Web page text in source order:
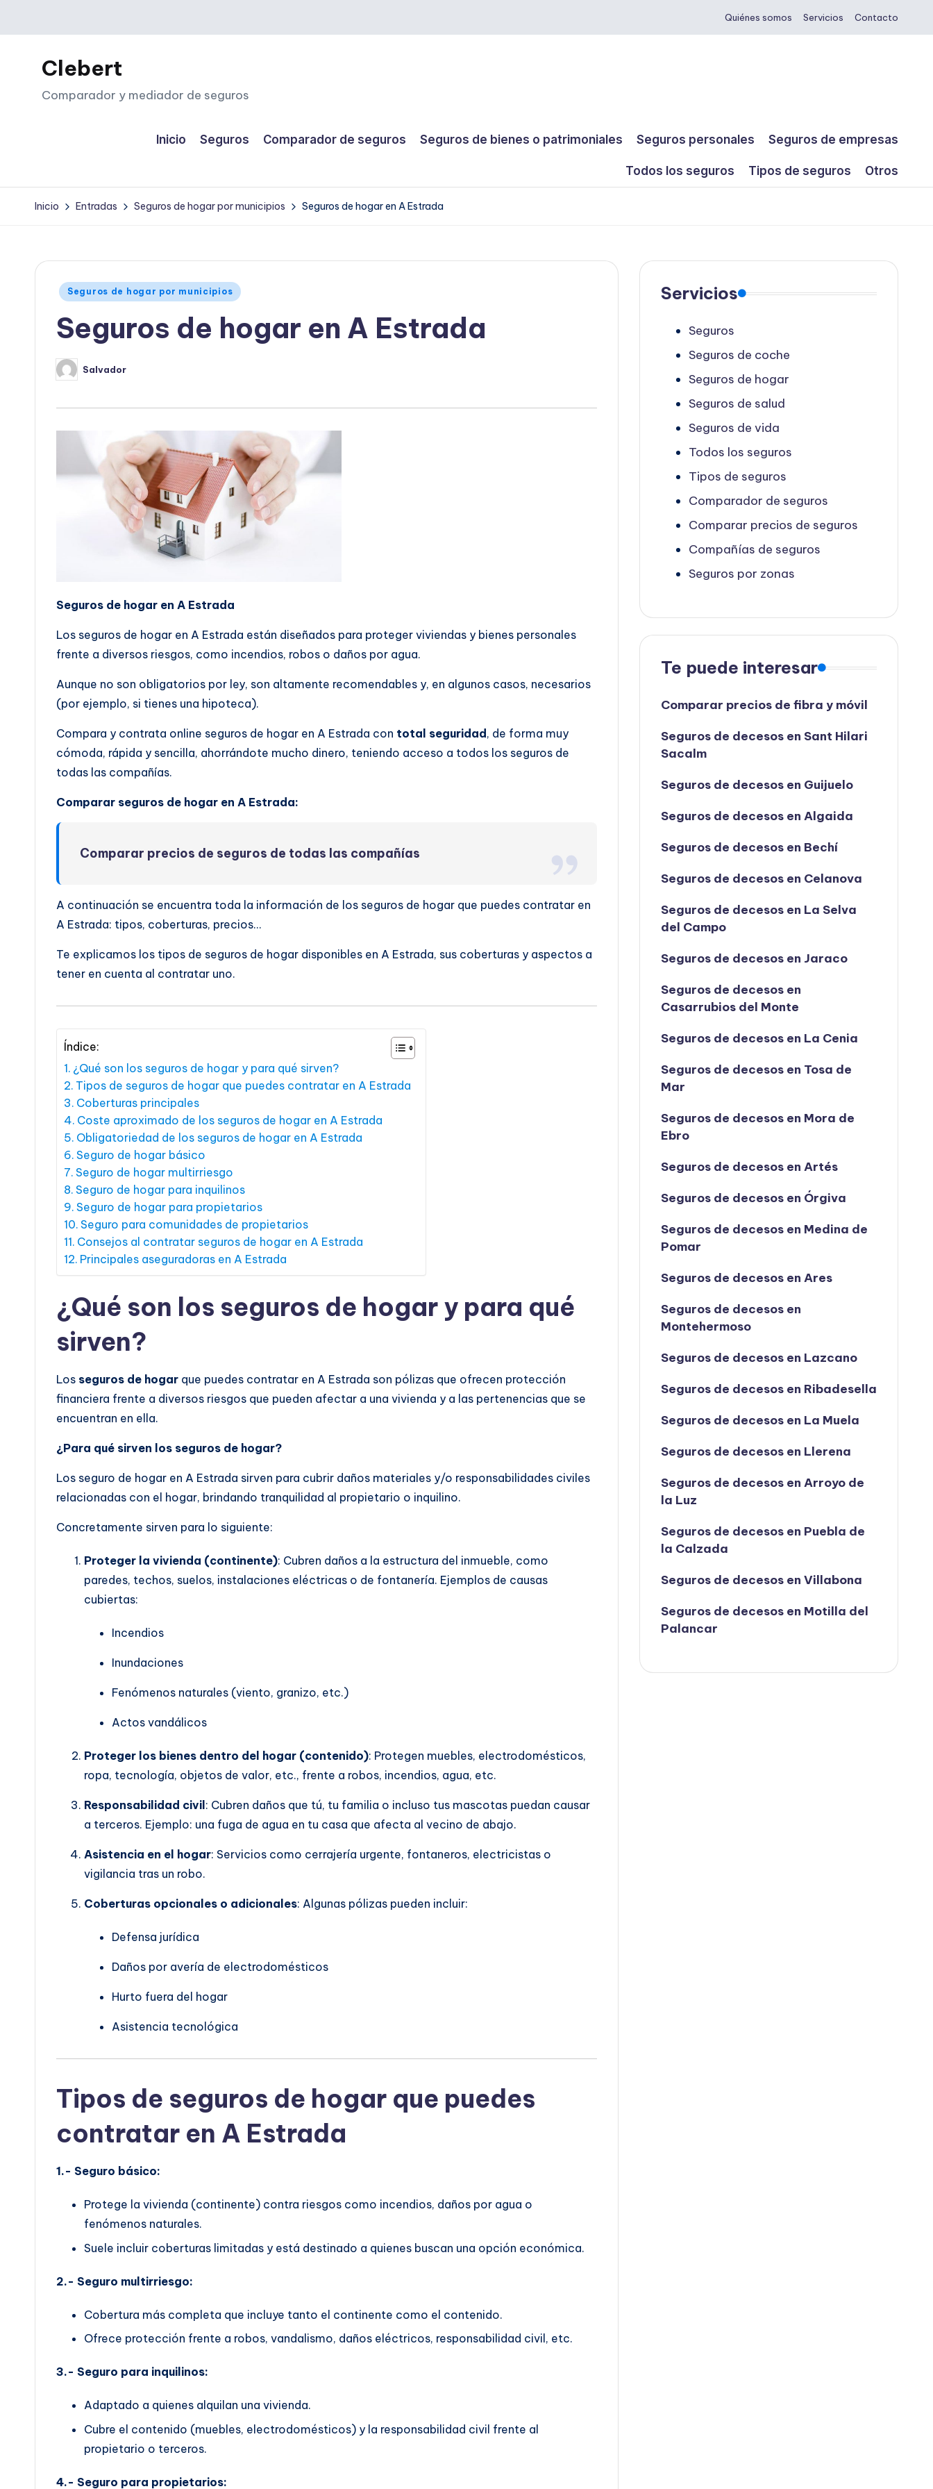
Saltar
contenido
Quiénes somos Servicios Contacto
Clebert
Comparador y mediador de seguros
Inicio Seguros Comparador de seguros Seguros de bienes o patrimoniales Seguros personales Seguros de empresas
Todos los seguros Tipos de seguros Otros
Inicio Entradas Seguros de hogar por municipios Seguros de hogar en A Estrada
Publicado
Seguros de hogar por municipios
Seguros de hogar en A Estrada
Publicado
por
Salvador
Seguros de hogar en A Estrada
Los seguros de hogar en A Estrada están diseñados para proteger viviendas y bienes personales
frente a diversos riesgos, como incendios, robos o daños por agua.
Aunque no son obligatorios por ley, son altamente recomendables y, en algunos casos, necesarios
(por ejemplo, si tienes una hipoteca).
Compara y contrata online seguros de hogar en A Estrada con total seguridad , de forma muy
cómoda, rápida y sencilla, ahorrándote mucho dinero, teniendo acceso a todos los seguros de
todas las compañías.
Comparar seguros de hogar en A Estrada:
Comparar precios de seguros de todas las compañías
A continuación se encuentra toda la información de los seguros de hogar que puedes contratar en
A Estrada: tipos, coberturas, precios…
Te explicamos los tipos de seguros de hogar disponibles en A Estrada, sus coberturas y aspectos a
tener en cuenta al contratar uno.
Índice:
¿Qué son los seguros de hogar y para qué sirven?
Tipos de seguros de hogar que puedes contratar en A Estrada
Coberturas principales
Coste aproximado de los seguros de hogar en A Estrada
Obligatoriedad de los seguros de hogar en A Estrada
Seguro de hogar básico
Seguro de hogar multirriesgo
Seguro de hogar para inquilinos
Seguro de hogar para propietarios
Seguro para comunidades de propietarios
Consejos al contratar seguros de hogar en A Estrada
Principales aseguradoras en A Estrada
¿Qué son los seguros de hogar y para qué
sirven?
Los seguros de hogar que puedes contratar en A Estrada son pólizas que ofrecen protección
financiera frente a diversos riesgos que pueden afectar a una vivienda y a las pertenencias que se
encuentran en ella.
¿Para qué sirven los seguros de hogar?
Los seguro de hogar en A Estrada sirven para cubrir daños materiales y/o responsabilidades civiles
relacionadas con el hogar, brindando tranquilidad al propietario o inquilino.
Concretamente sirven para lo siguiente:
Proteger la vivienda (continente): Cubren daños a la estructura del inmueble, como
paredes, techos, suelos, instalaciones eléctricas o de fontanería. Ejemplos de causas
cubiertas:
Incendios
Inundaciones
Fenómenos naturales (viento, granizo, etc.)
Actos vandálicos
Proteger los bienes dentro del hogar (contenido): Protegen muebles, electrodomésticos,
ropa, tecnología, objetos de valor, etc., frente a robos, incendios, agua, etc.
Responsabilidad civil : Cubren daños que tú, tu familia o incluso tus mascotas puedan causar
a terceros. Ejemplo: una fuga de agua en tu casa que afecta al vecino de abajo.
Asistencia en el hogar: Servicios como cerrajería urgente, fontaneros, electricistas o
vigilancia tras un robo.
Coberturas opcionales o adicionales: Algunas pólizas pueden incluir:
Defensa jurídica
Daños por avería de electrodomésticos
Hurto fuera del hogar
Asistencia tecnológica
Tipos de seguros de hogar que puedes
contratar en A Estrada
1.- Seguro básico:
Protege la vivienda (continente) contra riesgos como incendios, daños por agua o
fenómenos naturales.
Suele incluir coberturas limitadas y está destinado a quienes buscan una opción económica.
2.- Seguro multirriesgo:
Cobertura más completa que incluye tanto el continente como el contenido.
Ofrece protección frente a robos, vandalismo, daños eléctricos, responsabilidad civil, etc.
3.- Seguro para inquilinos:
Adaptado a quienes alquilan una vivienda.
Cubre el contenido (muebles, electrodomésticos) y la responsabilidad civil frente al
propietario o terceros.
4.- Seguro para propietarios:
Servicios
Seguros
Seguros de coche
Seguros de hogar
Seguros de salud
Seguros de vida
Todos los seguros
Tipos de seguros
Comparador de seguros
Comparar precios de seguros
Compañías de seguros
Seguros por zonas
Te puede interesar
Comparar precios de fibra y móvil
Seguros de decesos en Sant Hilari
Sacalm
Seguros de decesos en Guijuelo
Seguros de decesos en Algaida
Seguros de decesos en Bechí
Seguros de decesos en Celanova
Seguros de decesos en La Selva
del Campo
Seguros de decesos en Jaraco
Seguros de decesos en
Casarrubios del Monte
Seguros de decesos en La Cenia
Seguros de decesos en Tosa de
Mar
Seguros de decesos en Mora de
Ebro
Seguros de decesos en Artés
Seguros de decesos en Órgiva
Seguros de decesos en Medina de
Pomar
Seguros de decesos en Ares
Seguros de decesos en
Montehermoso
Seguros de decesos en Lazcano
Seguros de decesos en Ribadesella
Seguros de decesos en La Muela
Seguros de decesos en Llerena
Seguros de decesos en Arroyo de
la Luz
Seguros de decesos en Puebla de
la Calzada
Seguros de decesos en Villabona
Seguros de decesos en Motilla del
Palancar